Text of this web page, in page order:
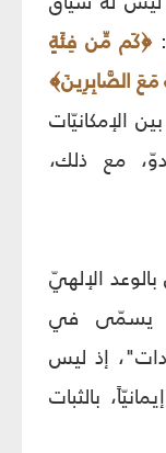
﴿كَم مِّن فِئَةٍ
مَعَ الصَّابِرِينَ﴾
الإمكانيّات
مع ذلك،
الإلهيّ
يسمّى في
إذ ليس
بالثبات